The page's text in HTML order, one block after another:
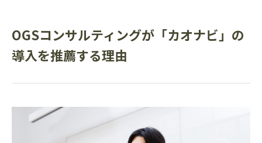
OGSコンサルティングが「カオナビ」の
導入を推薦する理由